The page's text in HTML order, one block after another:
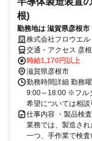
根)
勤務地は 滋賀県彦根市
株式会社フロウエ
交通・アクセス 彦
金比羅口で下車、徒
時給1,170円以上
滋賀県彦根市
勤務時間詳細 勤務
9:00～18:00 ※フル
希望については相談
仕事内容 ・製品検
業務では、製造さ
一つ、手作業で検査